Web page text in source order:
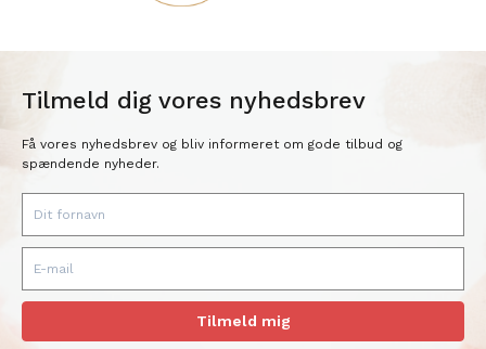
Tilmeld dig vores nyhedsbrev
Få vores nyhedsbrev og bliv informeret om gode tilbud og
spændende nyheder.
Tilmeld mig